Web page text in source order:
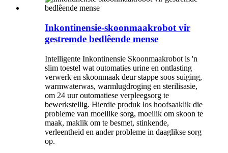
Inkontinensie-skoonmaakrobot vir
gestremde bedlêende mense
Intelligente Inkontinensie Skoonmaakrobot is 'n
slim toestel wat outomaties urine en ontlasting
verwerk en skoonmaak deur stappe soos suiging,
warmwaterwas, warmlugdroging en sterilisasie,
om 24 uur outomatiese verpleegsorg te
bewerkstellig. Hierdie produk los hoofsaaklik die
probleme van moeilike sorg, moeilik om skoon te
maak, maklik om te besmet, stinkende,
verleentheid en ander probleme in daaglikse sorg
op.